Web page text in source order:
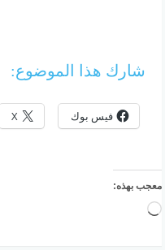
شارك هذا الموضوع:
فيس بوك X
معجب بهذه:
جاري